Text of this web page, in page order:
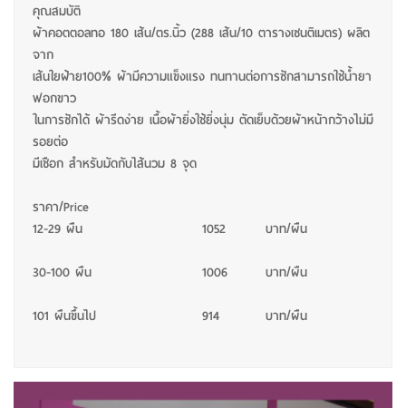
คุณสมบัติ
ผ้าคอตตอลทอ 180 เส้น/ตร.นิ้ว (288 เส้น/10 ตารางเซนติเมตร) ผลิต
จาก
เส้นใยฝ้าย100% ผ้ามีความแข็งแรง ทนทานต่อการซักสามารถใช้น้ำยา
ฟอกขาว
ในการซักได้ ผ้ารีดง่าย เนื้อผ้ายิ่งใช้ยิ่งนุ่ม ตัดเย็บด้วยผ้าหน้ากว้างไม่มี
รอยต่อ
มีเชือก สำหรับมัดกับไส้นวม 8 จุด
ราคา/Price
12-29 ผืน
1052 บาท/ผืน
30-100 ผืน 1006 บาท/ผืน
101 ผืนขึ้นไป 914 บาท/ผืน